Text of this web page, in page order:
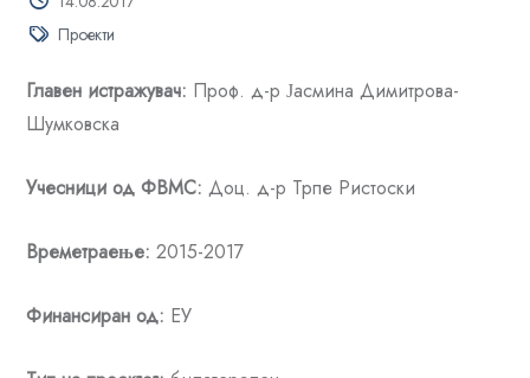
Проекти
Главен истражувач: Проф. д-р Јасмина Димитрова-
Шумковска
Учесници од ФВМС: Доц. д-р Трпе Ристоски
Времетраење: 2015-2017
Финансиран од: ЕУ